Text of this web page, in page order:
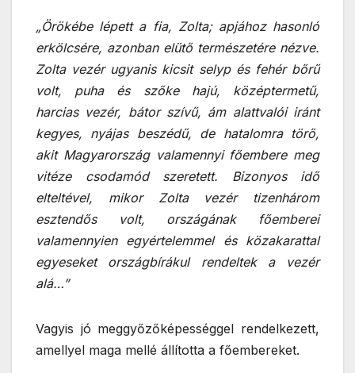
„Örökébe lépett a fia, Zolta; apjához hasonló
erkölcsére, azonban elütő természetére nézve.
Zolta vezér ugyanis kicsit selyp és fehér bőrű
volt, puha és szőke hajú, középtermetű,
harcias vezér, bátor szívű, ám alattvalói iránt
kegyes, nyájas beszédű, de hatalomra törő,
akit Magyarország valamennyi főembere meg
vitéze csodamód szeretett. Bizonyos idő
elteltével, mikor Zolta vezér tizenhárom
esztendős volt, országának főemberei
valamennyien egyértelemmel és közakarattal
egyeseket országbírákul rendeltek a vezér
alá…”
Vagyis jó meggyőzőképességgel rendelkezett,
amellyel maga mellé állította a főembereket.